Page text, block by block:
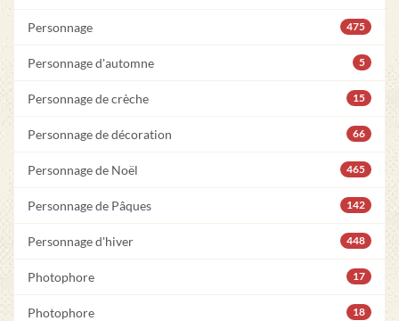
Personnage 475
Personnage d'automne 5
Personnage de crèche 15
Personnage de décoration 66
Personnage de Noël 465
Personnage de Pâques 142
Personnage d'hiver 448
Photophore 17
Photophore 18